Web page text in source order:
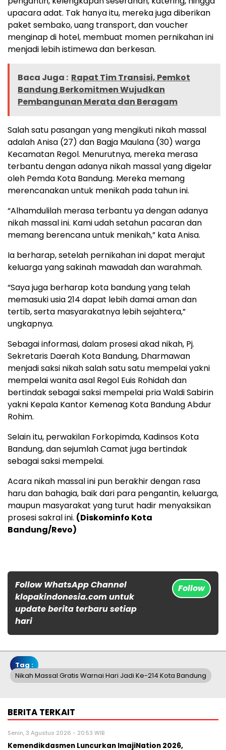
upacara adat. Tak hanya itu, mereka juga diberikan
paket sembako, uang transport, dan voucher
menginap di hotel, membuat momen pernikahan ini
menjadi lebih istimewa dan berkesan.
Baca Juga : Rapat Tim Transisi, Pemkot
Bandung Berkomitmen Wujudkan
Pembangunan Merata dan Beragam
Salah satu pasangan yang mengikuti nikah massal
adalah Anisa (27) dan Bagja Maulana (30) warga
Kecamatan Regol. Menurutnya, mereka merasa
terbantu dengan adanya nikah massal yang digelar
oleh Pemda Kota Bandung. Mereka memang
merencanakan untuk menikah pada tahun ini.
“Alhamdulilah merasa terbantu ya dengan adanya
nikah massal ini. Kami udah setahun pacaran dan
memang berencana untuk menikah,” kata Anisa.
Ia berharap, setelah pernikahan ini dapat merajut
keluarga yang sakinah mawadah dan warahmah.
“Saya juga berharap kota bandung yang telah
memasuki usia 214 dapat lebih damai aman dan
tertib, serta masyarakatnya lebih sejahtera,”
ungkapnya.
Sebagai informasi, dalam prosesi akad nikah, Pj.
Sekretaris Daerah Kota Bandung, Dharmawan
menjadi saksi nikah salah satu satu mempelai yakni
mempelai wanita asal Regol Euis Rohidah dan
bertindak sebagai saksi mempelai pria Waldi Sabirin
yakni Kepala Kantor Kemenag Kota Bandung Abdur
Rohim.
Selain itu, perwakilan Forkopimda, Kadinsos Kota
Bandung, dan sejumlah Camat juga bertindak
sebagai saksi mempelai.
Acara nikah massal ini pun berakhir dengan rasa
haru dan bahagia, baik dari para pengantin, keluarga,
maupun masyarakat yang turut hadir menyaksikan
prosesi sakral ini. (Diskominfo Kota
Bandung/Revo)
Follow WhatsApp Channel
klopakindonesia.com untuk
update berita terbaru setiap
hari
Follow
Tag :
Nikah Massal Gratis Warnai Hari Jadi Ke-214 Kota Bandung
BERITA TERKAIT
Senin, 3 Agustus 2026 - 20:53 WIB
Kemendikdasmen Luncurkan ImajiNation 2026,